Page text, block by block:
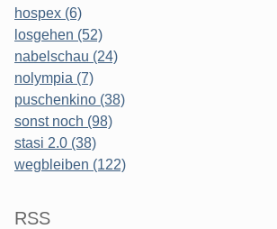
hospex (6)
losgehen (52)
nabelschau (24)
nolympia (7)
puschenkino (38)
sonst noch (98)
stasi 2.0 (38)
wegbleiben (122)
RSS